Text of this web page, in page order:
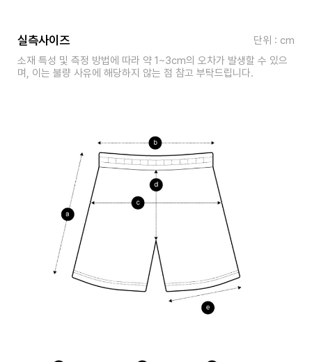
실측사이즈
단위 : cm
소재 특성 및 측정 방법에 따라 약 1~3cm의 오차가 발생할 수 있으
며, 이는 불량 사유에 해당하지 않는 점 참고 부탁드립니다.